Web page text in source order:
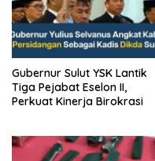
Gubernur Sulut YSK Lantik
Tiga Pejabat Eselon II,
Perkuat Kinerja Birokrasi